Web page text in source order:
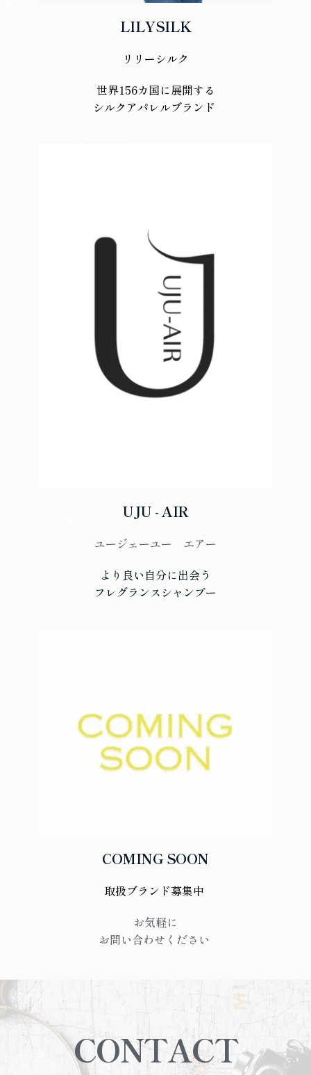
LILYSILK
リリーシルク
世界156カ国に展開する
シルクアパレルブランド
UJU - AIR
ユージェーユー　エアー
より良い自分に出会う
フレグランスシャンプー
COMING SOON
取扱ブランド募集中
お気軽に
お問い合わせください
CONTACT